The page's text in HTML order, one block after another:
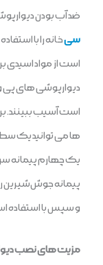
ضد آب بودن
سیخانه را با
است از مواد اسیدی
دیوارپوشی های پی
است آسیب ببینند.
یک چهارم پیمانه
پیمانه جوش‌شیرین
و سپس با استفاده
مزیت های نصب